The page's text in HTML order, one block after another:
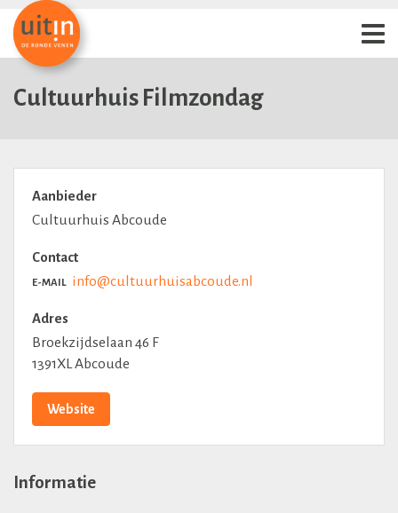
Cultuurhuis Filmzondag
Aanbieder
Cultuurhuis Abcoude
Contact
E-MAIL info@cultuurhuisabcoude.nl
Adres
Broekzijdselaan 46 F
1391XL Abcoude
Website
Informatie